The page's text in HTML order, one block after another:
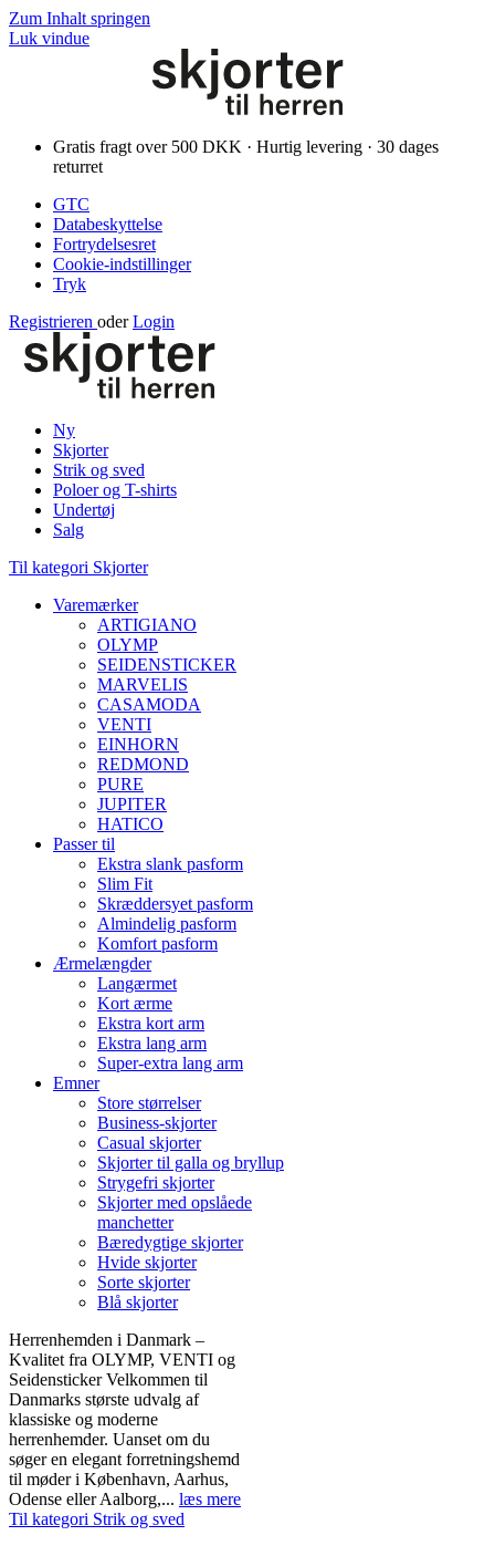
Zum Inhalt springen
Luk vindue
Gratis fragt over 500 DKK · Hurtig levering · 30 dages
returret
GTC
Databeskyttelse
Fortrydelsesret
Cookie-indstillinger
Tryk
Registrieren oder Login
Ny
Skjorter
Strik og sved
Poloer og T-shirts
Undertøj
Salg
Til kategori Skjorter
Varemærker
ARTIGIANO
OLYMP
SEIDENSTICKER
MARVELIS
CASAMODA
VENTI
EINHORN
REDMOND
PURE
JUPITER
HATICO
Passer til
Ekstra slank pasform
Slim Fit
Skræddersyet pasform
Almindelig pasform
Komfort pasform
Ærmelængder
Langærmet
Kort ærme
Ekstra kort arm
Ekstra lang arm
Super-extra lang arm
Emner
Store størrelser
Business-skjorter
Casual skjorter
Skjorter til galla og bryllup
Strygefri skjorter
Skjorter med opslåede
manchetter
Bæredygtige skjorter
Hvide skjorter
Sorte skjorter
Blå skjorter
Herrenhemden i Danmark –
Kvalitet fra OLYMP, VENTI og
Seidensticker Velkommen til
Danmarks største udvalg af
klassiske og moderne
herrenhemder. Uanset om du
søger en elegant forretningshemd
til møder i København, Aarhus,
Odense eller Aalborg,... læs mere
Til kategori Strik og sved